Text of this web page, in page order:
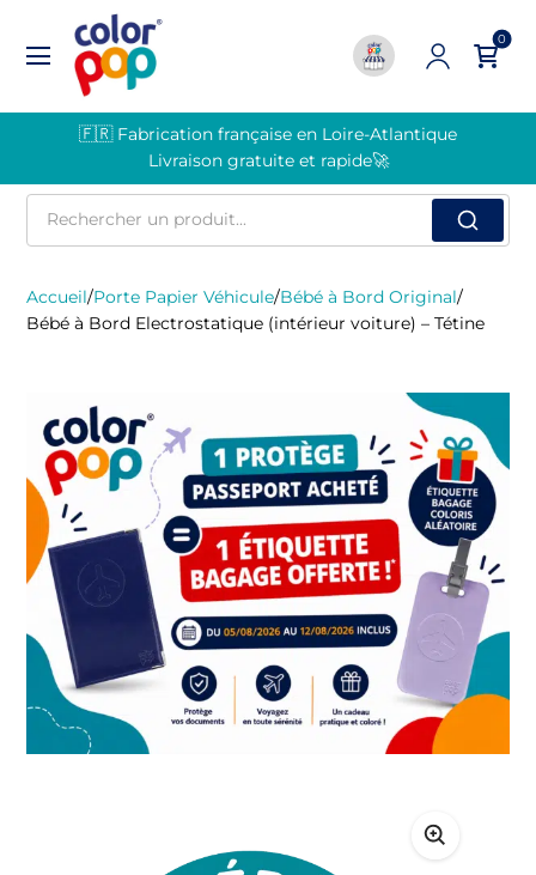
0
🇫🇷 Fabrication française en Loire-Atlantique
Livraison gratuite et rapide🚀
Rechercher
produit
Accueil/Porte Papier Véhicule/Bébé à Bord Original/
Bébé à Bord Electrostatique (intérieur voiture) – Tétine